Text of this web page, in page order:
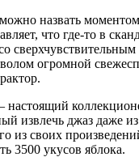
назвать
что где-то в
огромной
извлечь джаз даже
из своих
3500 укусов яблока.